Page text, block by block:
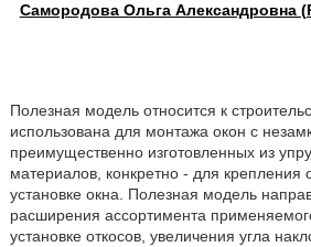
Самородова Ольга Александровна
Полезная модель относится к
использована для монтажа окон с
преимущественно изготовленных из
материалов, конкретно - для крепления
установке окна. Полезная модель
расширения ассортимента
установке откосов, увеличения угла